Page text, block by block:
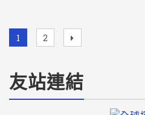
1 2
友站連結